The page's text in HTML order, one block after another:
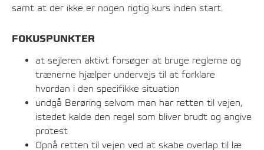
samt at der ikke er nogen rigtig kurs inden start.
FOKUSPUNKTER
at sejleren aktivt forsøger at bruge reglerne og
trænerne hjælper undervejs til at forklare
hvordan i den specifikke situation
undgå Berøring selvom man har retten til vejen,
istedet kalde den regel som bliver brudt og angive
protest
Opnå retten til vejen ved at skabe overlap til læ